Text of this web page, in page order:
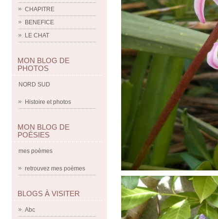
CHAPITRE
BENEFICE
LE CHAT
MON BLOG DE
PHOTOS
NORD SUD
Histoire et photos
MON BLOG DE
POÉSIES
mes poèmes
retrouvez mes poèmes
BLOGS À VISITER
Abc